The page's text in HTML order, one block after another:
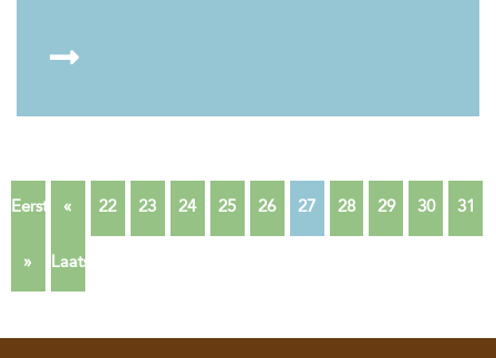
Eerste « 22 23 24 25 26 27 28 29 30 31
» Laatste